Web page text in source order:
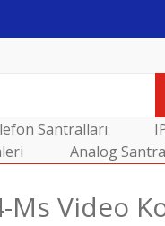
Santralları
Analog
Ms Video